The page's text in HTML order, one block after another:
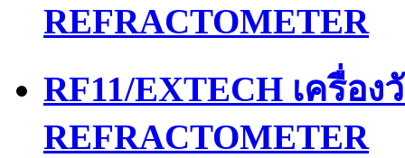
REFRACTOMETER
RF11/EXTECH เครื่อ
REFRACTOMETER